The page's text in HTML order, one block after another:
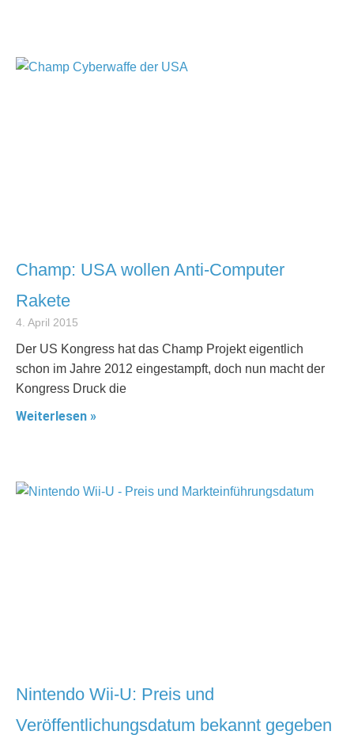
Champ: USA wollen Anti-Computer
Rakete
4. April 2015
Der US Kongress hat das Champ Projekt eigentlich
schon im Jahre 2012 eingestampft, doch nun macht der
Kongress Druck die
Weiterlesen »
Nintendo Wii-U: Preis und
Veröffentlichungsdatum bekannt gegeben